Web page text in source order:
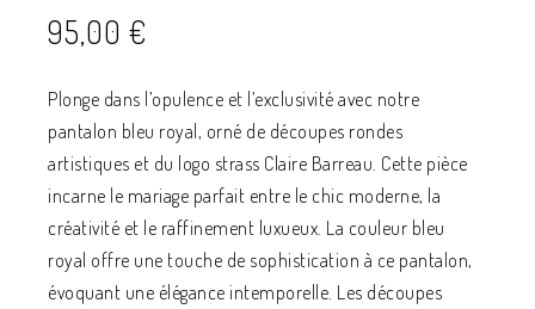
95,00 €
Plonge dans l’opulence et l’exclusivité avec notre
pantalon bleu royal, orné de découpes rondes
artistiques et du logo strass Claire Barreau. Cette pièce
incarne le mariage parfait entre le chic moderne, la
créativité et le raffinement luxueux. La couleur bleu
royal offre une touche de sophistication à ce pantalon,
évoquant une élégance intemporelle. Les découpes